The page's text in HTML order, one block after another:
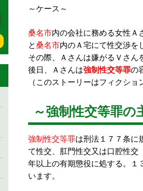
～ケース～
桑名市内の会社に務める女性Ａ
と桑名市内のＡ宅にて性交渉を
その際、Ａさんは嫌がるＶさん
後日、Ａさんは強制性交等罪の
（このストーリーはフィクショ
～強制性交等罪の
強制性交等罪は刑法１７７条に
て性交、肛門性交又は口腔性交
年以上の有期懲役に処する。１
います。